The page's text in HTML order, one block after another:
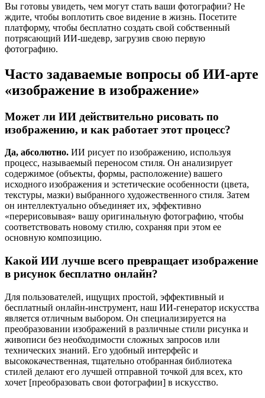
Вы готовы увидеть, чем могут стать ваши фотографии? Не
ждите, чтобы воплотить свое видение в жизнь. Посетите
платформу, чтобы бесплатно создать свой собственный
потрясающий ИИ-шедевр, загрузив свою первую
фотографию.
Часто задаваемые вопросы об ИИ-арте
«изображение в изображение»
Может ли ИИ действительно рисовать по
изображению, и как работает этот процесс?
Да, абсолютно. ИИ рисует по изображению, используя
процесс, называемый переносом стиля. Он анализирует
содержимое (объекты, формы, расположение) вашего
исходного изображения и эстетические особенности (цвета,
текстуры, мазки) выбранного художественного стиля. Затем
он интеллектуально объединяет их, эффективно
«перерисовывая» вашу оригинальную фотографию, чтобы
соответствовать новому стилю, сохраняя при этом ее
основную композицию.
Какой ИИ лучше всего превращает изображение
в рисунок бесплатно онлайн?
Для пользователей, ищущих простой, эффективный и
бесплатный онлайн-инструмент, наш ИИ-генератор искусства
является отличным выбором. Он специализируется на
преобразовании изображений в различные стили рисунка и
живописи без необходимости сложных запросов или
технических знаний. Его удобный интерфейс и
высококачественная, тщательно отобранная библиотека
стилей делают его лучшей отправной точкой для всех, кто
хочет [преобразовать свои фотографии] в искусство.